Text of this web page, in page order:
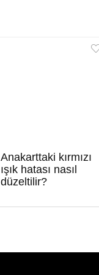
Anakarttaki kırmızı
ışık hatası nasıl
düzeltilir?